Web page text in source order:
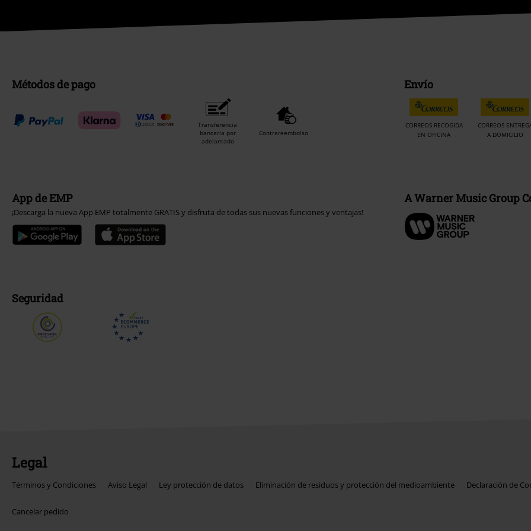
Métodos de pago
Transferencia
bancaria por
adelantado
Contrareembolso
Envío
CORREOS RECOGIDA
EN OFICINA
CORREOS
A DOMICILIO
App de EMP
¡Descarga la nueva App EMP totalmente GRATIS y disfruta de todas sus nuevas funciones y ventajas!
A Warner Music Group
Seguridad
Legal
Términos y Condiciones Aviso Legal Ley protección de datos Eliminación de residuos y protección del medioambiente Declaración de
Cancelar pedido